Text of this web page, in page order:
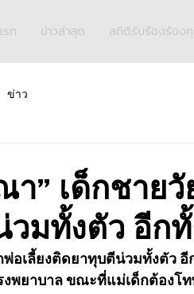
รก ข่าวล่าสุด สถิติรับร้องร้อง
ข่าว
” เด็กชายวั
มทั้งตัว อีก
พ่อเลี้ยงติดยาทุบตีน่วมทั้งตัว
พยาบาล ขณะที่แม่เด็กต้องโท